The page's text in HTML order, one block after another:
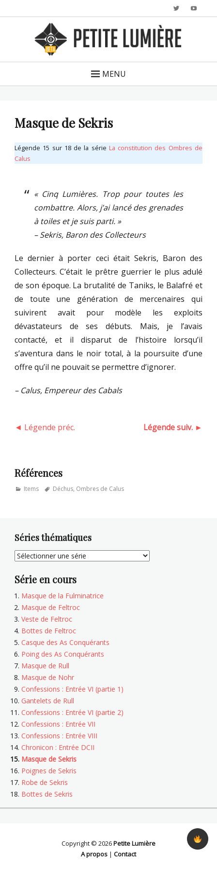
Twitter
MENU
Masque de Sekris
Légende 15 sur 18 de la série La constitution des Ombres de
Calus
« Cinq Lumières. Trop pour toutes les
combattre. Alors, j’ai lancé des grenades
à toiles et je suis parti. »
– Sekris, Baron des Collecteurs
Le dernier à porter ceci était Sekris, Baron des
Collecteurs. C’était le prêtre guerrier le plus adulé
de son époque. La brutalité de Taniks, le Balafré et
de toute une génération de mercenaires qui
suivirent avait pour modèle les exploits
dévastateurs de ses débuts. Mais, je l’avais
contacté, et il disparut de l’histoire lorsqu’il
s’aventura dans le noir total, à la poursuite d’une
offre qu’il ne pouvait se permettre d’ignorer.
– Calus, Empereur des Cabals
◄ Légende préc. Légende suiv. ►
Références
Categories
Items TagsDéchus, Ombres de Calus
Séries thématiques
Série en cours
Masque de la Fulminatrice
Masque de Feltroc
Veste de Feltroc
Bottes de Feltroc
Casque des As Conquérants
Poing des As Conquérants
Masque de Rull
Masque de Nohr
Confessions : Entrée VI (partie 1)
Gantelets de Rull
Confessions : Entrée VI (partie 2)
Confessions : Entrée VII
Confessions : Entrée VIII
Chronicon : Entrée DCII
Masque de Sekris
Poignes de Sekris
Robe de Sekris
Bottes de Sekris
Copyright © 2026Petite Lumière
A propos | Contact